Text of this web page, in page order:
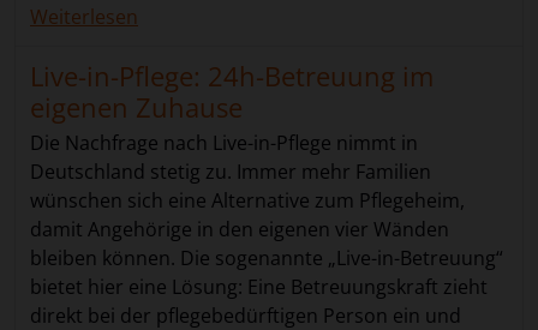
provided to them or that they’ve collected from your use
andere wichtige Aspekte in der Betreuung und
Legale Beschäftigung gemäß Entsendegesetz
Viele Jahre lang führte diese Art der Seniorenpflege und
-betreuung ein Schattendasein. Grund dafür waren die
unklaren rechtlichen Umstände und die damit
verbundenen Risiken. Seit dem Inkrafttreten der EU-
Entsenderichtlinie ist dies aber Vergangenheit. Durch
die klare Definition der Bedingungen bei der
Entsendung von Arbeitnehmern im Raum der
Weiterlesen
Live-in-Pflege: 24h-Betreuung im
eigenen Zuhause
Die Nachfrage nach Live-in-Pflege nimmt in
Deutschland stetig zu. Immer mehr Familien
wünschen sich eine Alternative zum Pflegeheim,
damit Angehörige in den eigenen vier Wänden
bleiben können. Die sogenannte „Live-in-Betreuung“
bietet hier eine Lösung: Eine Betreuungskraft zieht
direkt bei der pflegebedürftigen Person ein und